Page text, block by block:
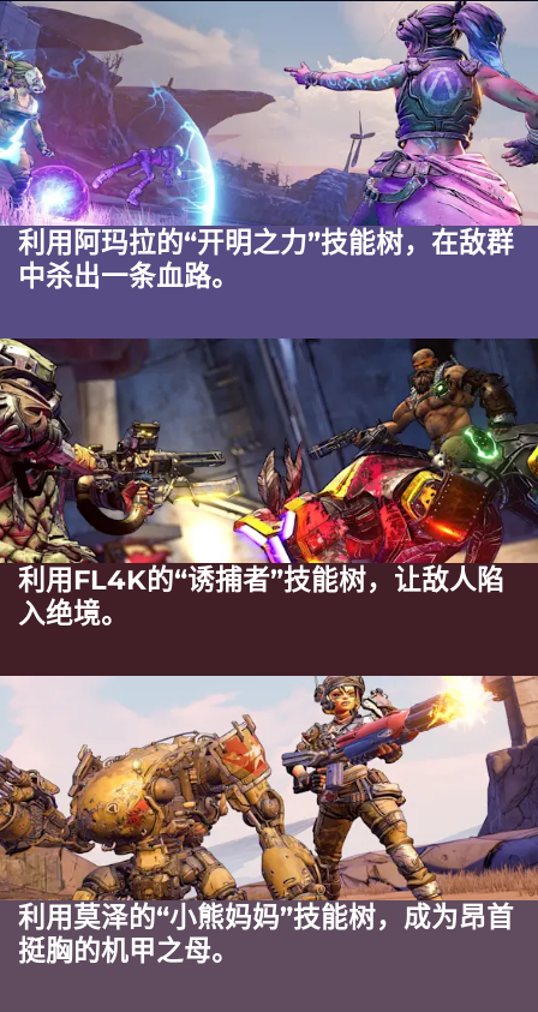
利用阿玛拉的“开明之力”技能树，在敌群
中杀出一条血路。
利用FL4K的“诱捕者”技能树，让敌人陷
入绝境。
利用莫泽的“小熊妈妈”技能树，成为昂首
挺胸的机甲之母。